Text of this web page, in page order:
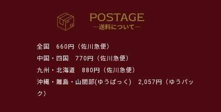
全国
660円（佐川急便）
中国・四国
770円（佐川急便）
九州・北海道
880円（佐川急便）
沖縄・離島・山間部(ゆうぱっく)
2,057円（ゆうパッ
ク）